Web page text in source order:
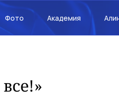
Фото Академия